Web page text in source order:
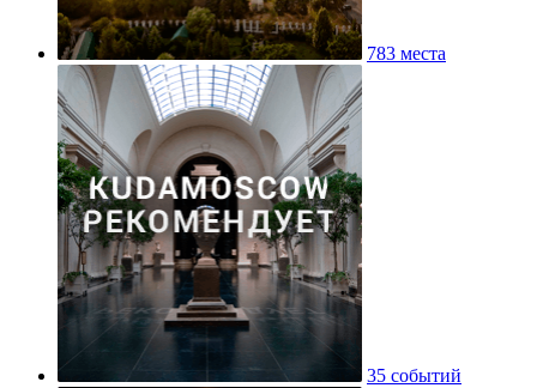
783 места
35 событий